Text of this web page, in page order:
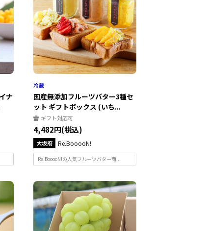
ナ
国産無添加フルーツバター3種セ
ット ギフトボックス (いち...
ギフト対応可
4,482円(税込)
大坂府 Re.BooooN!
Re.BooooN!の人気フルーツバター商...